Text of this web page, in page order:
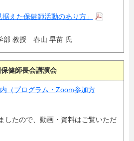
据えた保健師活動のあり方」
部 教授 春山 早苗 氏
健師長会講演会
（プログラム・Zoom参加方
したので、動画・資料はご覧いただ